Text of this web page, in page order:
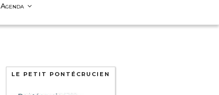
Agenda
LE PETIT PONTÉCRUCIEN